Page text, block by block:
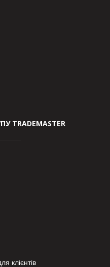
TRADEMASTER
клієнтів